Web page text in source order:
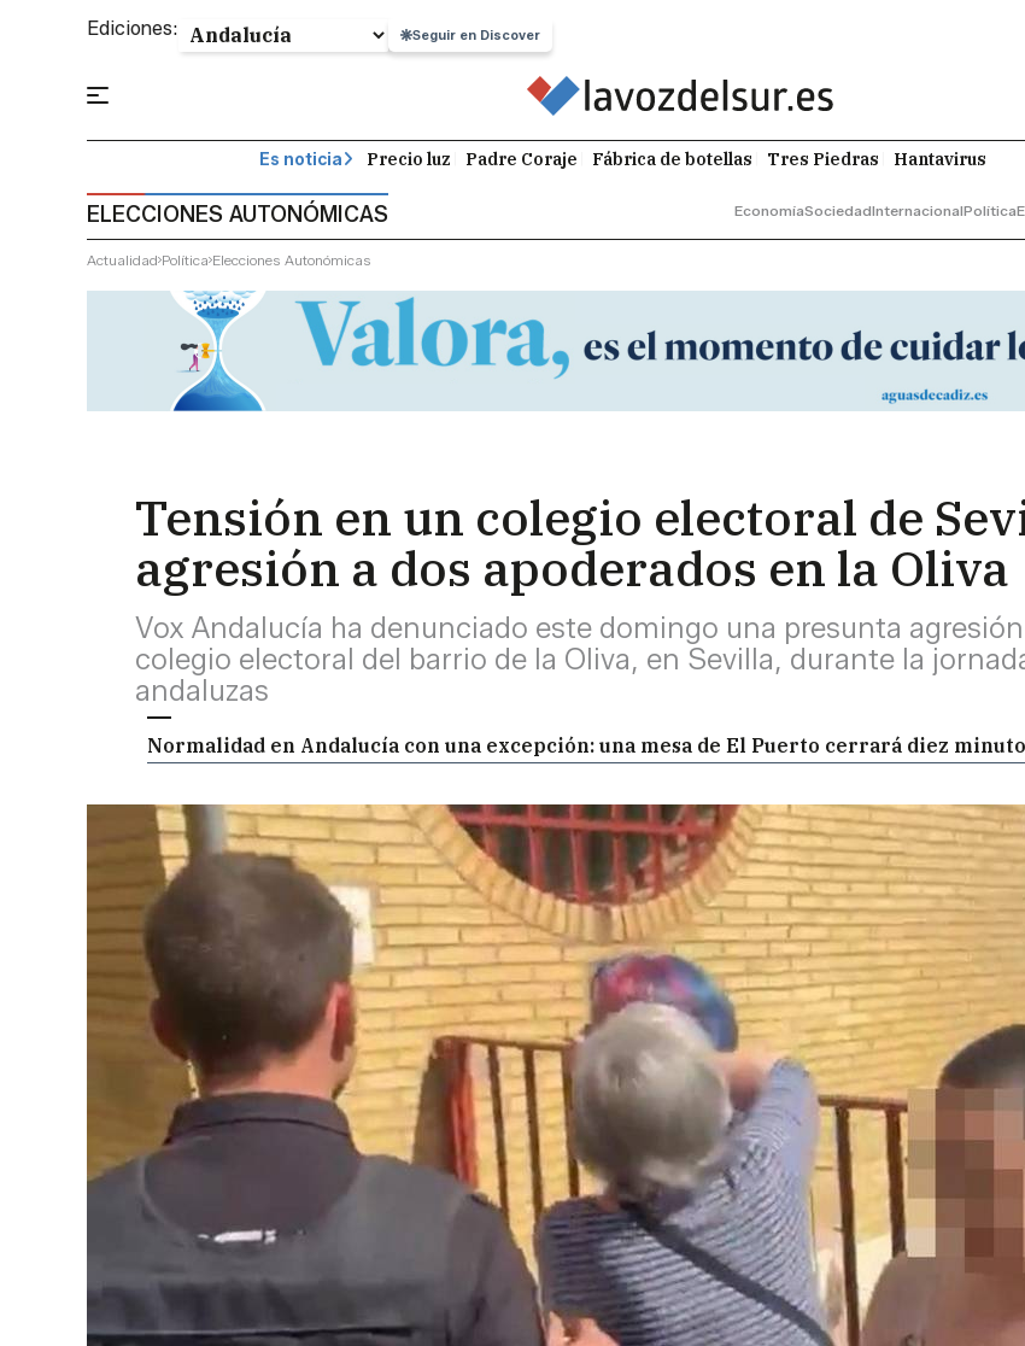
Ediciones: Seguir en Discover
Es noticia Precio luz Padre Coraje Fábrica de botellas Tres Piedras Hantavirus
ELECCIONES AUTONÓMICAS EconomíaSociedadInternacionalPolítica
Actualidad Política Elecciones Autonómicas
Tensión en un colegio electoral de
agresión a dos apoderados en la Oliva
Vox Andalucía ha denunciado este domingo una presunta
colegio electoral del barrio de la Oliva, en Sevilla, durante la
andaluzas
Normalidad en Andalucía con una excepción: una mesa de El Puerto cerrará diez